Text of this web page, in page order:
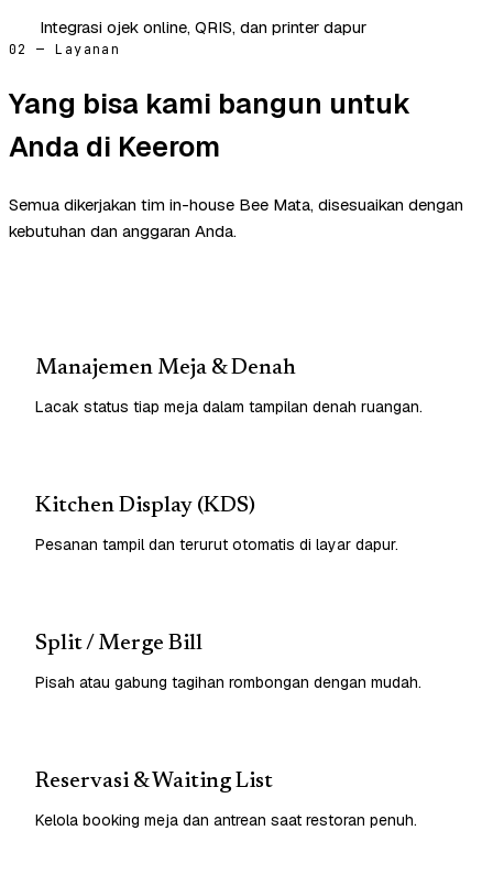
Integrasi ojek online, QRIS, dan printer dapur
02 — Layanan
Yang bisa kami bangun untuk
Anda di Keerom
Semua dikerjakan tim in-house Bee Mata, disesuaikan dengan
kebutuhan dan anggaran Anda.
Manajemen Meja & Denah
Lacak status tiap meja dalam tampilan denah ruangan.
Kitchen Display (KDS)
Pesanan tampil dan terurut otomatis di layar dapur.
Split / Merge Bill
Pisah atau gabung tagihan rombongan dengan mudah.
Reservasi & Waiting List
Kelola booking meja dan antrean saat restoran penuh.